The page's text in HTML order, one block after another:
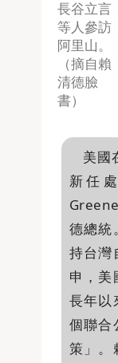
美國
新任
德總統
持台灣
申，美
長年以
個聯合
策」。